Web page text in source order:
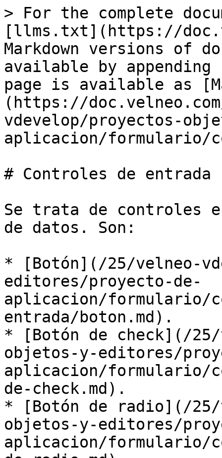
> For the complete
[llms.txt](https://
Markdown versions of
available by
page is available as
(https://
vdevelop/proyectos-
aplicacion/formulario/
# Controles de entrada
Se trata de controles
de datos. Son:
* [Botón](/25/velneo-
editores/proyecto-de-
aplicacion/formulario/
entrada/boton.md).
* [Botón de check](/25/
objetos-y-editores/
aplicacion/formulario/
de-check.md).
* [Botón de radio](/25/
objetos-y-editores/
aplicacion/formulario/